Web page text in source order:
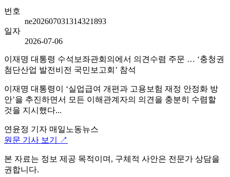
번호
ne202607031314321893
일자
2026-07-06
이재명 대통령 수석보좌관회의에서 의견수렴 주문 … ‘충청권
첨단산업 발전비전 국민보고회’ 참석
이재명 대통령이 ‘실업급여 개편과 고용보험 재정 안정화 방
안’을 추진하면서 모든 이해관계자의 의견을 충분히 수렴할
것을 지시했다...
연윤정 기자 매일노동뉴스
원문 기사 보기 ↗
본 자료는 정보 제공 목적이며, 구체적 사안은 전문가 상담을
권합니다.